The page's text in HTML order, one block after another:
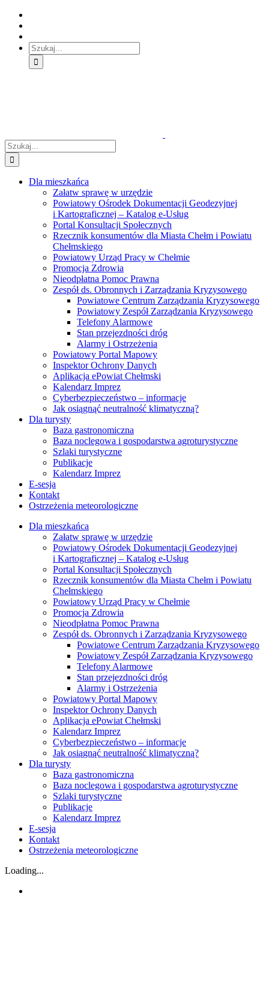
Skip
Treść
główna
Skip
Menu
główne
Skip
Menu
dodatkowe
Szukaj
Szukaj
Dla mieszkańca
Załatw sprawę w urzędzie
Powiatowy Ośrodek Dokumentacji Geodezyjnej
i Kartograficznej – Katalog e-Usług
Portal Konsultacji Społecznych
Rzecznik konsumentów dla Miasta Chełm i Powiatu
Chełmskiego
Powiatowy Urząd Pracy w Chełmie
Promocja Zdrowia
Nieodpłatna Pomoc Prawna
Zespół ds. Obronnych i Zarządzania Kryzysowego
Powiatowe Centrum Zarządzania Kryzysowego
Powiatowy Zespół Zarządzania Kryzysowego
Telefony Alarmowe
Stan przejezdności dróg
Alarmy i Ostrzeżenia
Powiatowy Portal Mapowy
Inspektor Ochrony Danych
Aplikacja ePowiat Chełmski
Kalendarz Imprez
Cyberbezpieczeństwo – informacje
Jak osiągnąć neutralność klimatyczną?
Dla turysty
Baza gastronomiczna
Baza noclegowa i gospodarstwa agroturystyczne
Szlaki turystyczne
Publikacje
Kalendarz Imprez
E-sesja
Kontakt
Ostrzeżenia meteorologiczne
Dla mieszkańca
Załatw sprawę w urzędzie
Powiatowy Ośrodek Dokumentacji Geodezyjnej
i Kartograficznej – Katalog e-Usług
Portal Konsultacji Społecznych
Rzecznik konsumentów dla Miasta Chełm i Powiatu
Chełmskiego
Powiatowy Urząd Pracy w Chełmie
Promocja Zdrowia
Nieodpłatna Pomoc Prawna
Zespół ds. Obronnych i Zarządzania Kryzysowego
Powiatowe Centrum Zarządzania Kryzysowego
Powiatowy Zespół Zarządzania Kryzysowego
Telefony Alarmowe
Stan przejezdności dróg
Alarmy i Ostrzeżenia
Powiatowy Portal Mapowy
Inspektor Ochrony Danych
Aplikacja ePowiat Chełmski
Kalendarz Imprez
Cyberbezpieczeństwo – informacje
Jak osiągnąć neutralność klimatyczną?
Dla turysty
Baza gastronomiczna
Baza noclegowa i gospodarstwa agroturystyczne
Szlaki turystyczne
Publikacje
Kalendarz Imprez
E-sesja
Kontakt
Ostrzeżenia meteorologiczne
Loading...